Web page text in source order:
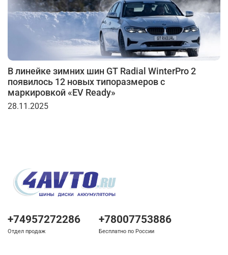
В линейке зимних шин GT Radial WinterPro 2
появилось 12 новых типоразмеров с
маркировкой «EV Ready»
28.11.2025
+74957272286
Отдел продаж
+78007753886
Бесплатно по России